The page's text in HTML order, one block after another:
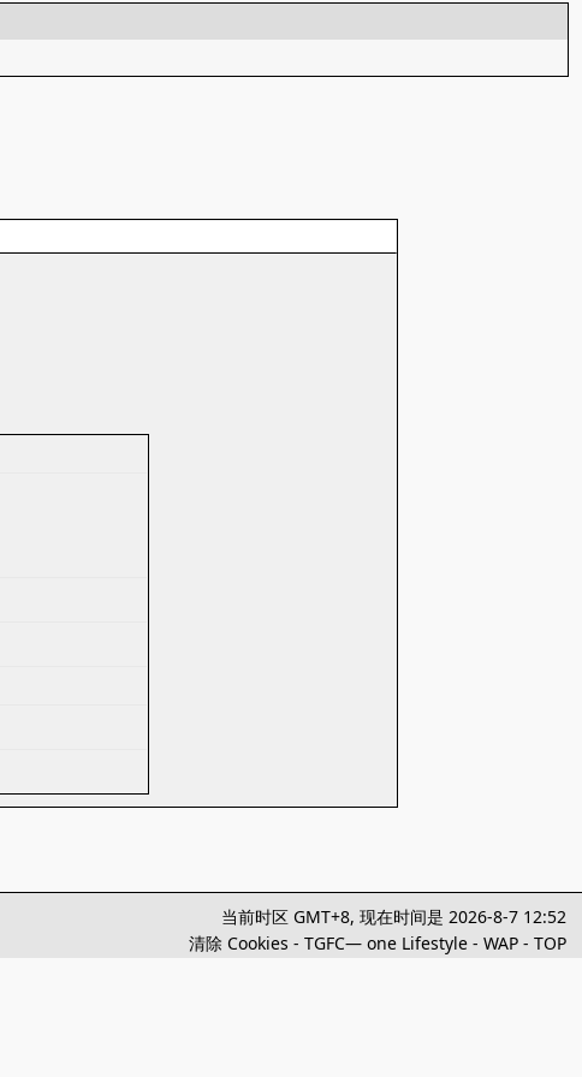
当前时区 GMT+8, 现在时间是 2026-8-7 12:52
清除 Cookies - TGFC— one Lifestyle- WAP- TOP